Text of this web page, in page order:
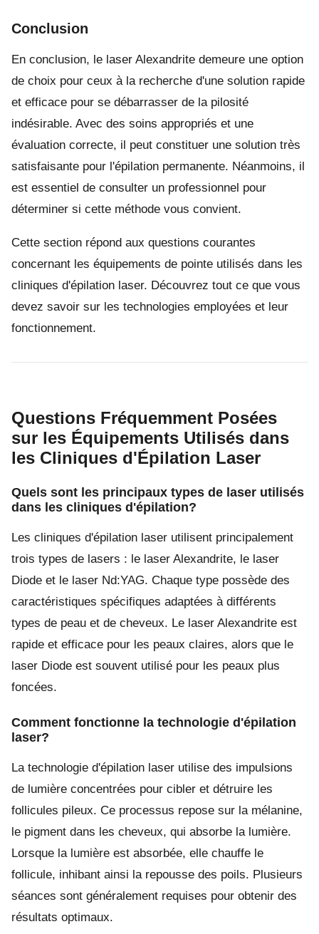
Conclusion
En conclusion, le laser Alexandrite demeure une option
de choix pour ceux à la recherche d'une solution rapide
et efficace pour se débarrasser de la pilosité
indésirable. Avec des soins appropriés et une
évaluation correcte, il peut constituer une solution très
satisfaisante pour l'épilation permanente. Néanmoins, il
est essentiel de consulter un professionnel pour
déterminer si cette méthode vous convient.
Cette section répond aux questions courantes
concernant les équipements de pointe utilisés dans les
cliniques d'épilation laser. Découvrez tout ce que vous
devez savoir sur les technologies employées et leur
fonctionnement.
Questions Fréquemment Posées
sur les Équipements Utilisés dans
les Cliniques d'Épilation Laser
Quels sont les principaux types de laser utilisés
dans les cliniques d'épilation?
Les cliniques d'épilation laser utilisent principalement
trois types de lasers : le laser Alexandrite, le laser
Diode et le laser Nd:YAG. Chaque type possède des
caractéristiques spécifiques adaptées à différents
types de peau et de cheveux. Le laser Alexandrite est
rapide et efficace pour les peaux claires, alors que le
laser Diode est souvent utilisé pour les peaux plus
foncées.
Comment fonctionne la technologie d'épilation
laser?
La technologie d'épilation laser utilise des impulsions
de lumière concentrées pour cibler et détruire les
follicules pileux. Ce processus repose sur la mélanine,
le pigment dans les cheveux, qui absorbe la lumière.
Lorsque la lumière est absorbée, elle chauffe le
follicule, inhibant ainsi la repousse des poils. Plusieurs
séances sont généralement requises pour obtenir des
résultats optimaux.